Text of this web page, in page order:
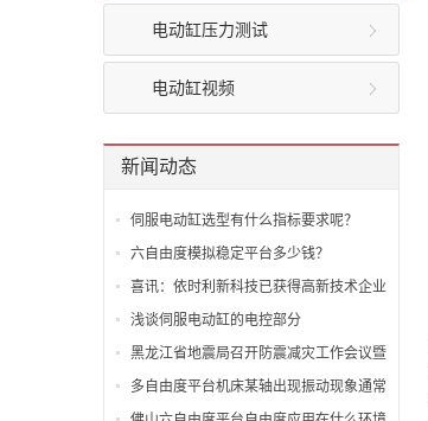
电动缸压力测试
电动缸视频
新闻动态
伺服电动缸选型有什么指标要求呢？
六自由度模拟稳定平台多少钱？
喜讯：依时利新科技已获得高新技术企业
认证
浅谈伺服电动缸的电控部分
黑龙江省地震局召开防震减灾工作会议暨
全面从严治党工作会议
多自由度平台机床某轴出现振动现象通常
的原因！